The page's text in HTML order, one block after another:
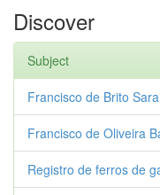
Discover
Subject
Francisco de Brito
Francisco de Oliveira
Registro de ferros de